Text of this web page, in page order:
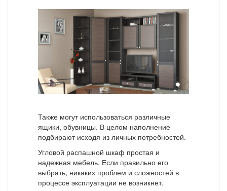
Также могут использоваться различные
ящики, обувницы. В целом наполнение
подбирают исходя из личных потребностей.
Угловой распашной шкаф простая и
надежная мебель. Если правильно его
выбрать, никаких проблем и сложностей в
процессе эксплуатации не возникнет.